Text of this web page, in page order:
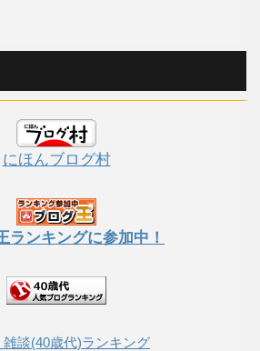
にほんブログ村
ランキングに参加中！
雑談(40歳代)ランキング